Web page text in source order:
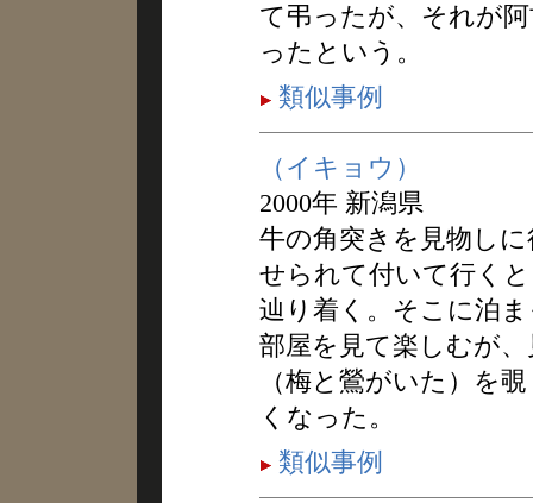
て弔ったが、それが
ったという。
類似事例
（イキョウ）
2000年 新潟県
牛の角突きを見物し
せられて付いて行く
辿り着く。そこに泊
部屋を見て楽しむが
（梅と鶯がいた）を
くなった。
類似事例